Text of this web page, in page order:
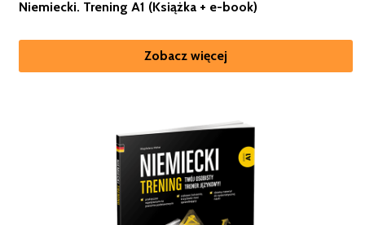
Niemiecki. Trening A1 (Książka + e-book)
Zobacz więcej